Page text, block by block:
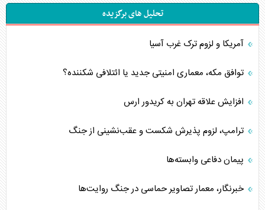
تحلیل های برگزیده
آمریکا و لزوم ترک غرب آسیا
توافق مکه، معماری امنیتی جدید یا ائتلافی شکننده؟
افزایش علاقه تهران به کریدور ارس
ترامپ، لزوم پذیرش شکست و عقب‌نشینی از جنگ
پیمان دفاعی‌ وابسته‌ها
خبرنگار، معمار تصاویر حماسی در جنگ روایت‌ها